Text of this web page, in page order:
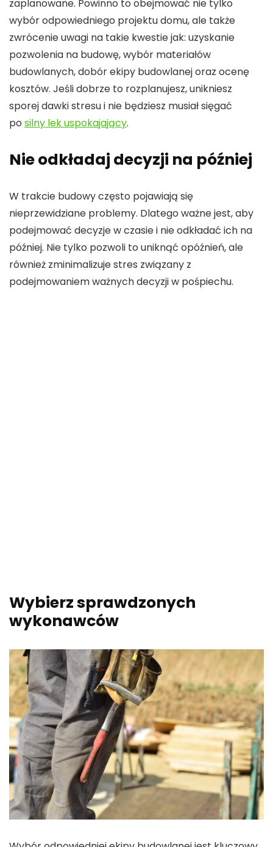
zaplanowane. Powinno to obejmować nie tylko
wybór odpowiedniego projektu domu, ale także
zwrócenie uwagi na takie kwestie jak: uzyskanie
pozwolenia na budowę, wybór materiałów
budowlanych, dobór ekipy budowlanej oraz ocenę
kosztów. Jeśli dobrze to rozplanujesz, unikniesz
sporej dawki stresu i nie będziesz musiał sięgać
po silny lek uspokajający.
Nie odkładaj decyzji na później
W trakcie budowy często pojawiają się
nieprzewidziane problemy. Dlatego ważne jest, aby
podejmować decyzje w czasie i nie odkładać ich na
później. Nie tylko pozwoli to uniknąć opóźnień, ale
również zminimalizuje stres związany z
podejmowaniem ważnych decyzji w pośpiechu.
Wybierz sprawdzonych
wykonawców